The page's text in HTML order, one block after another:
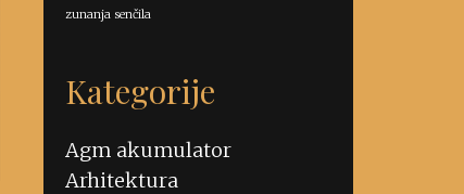
zunanja senčila
Kategorije
Agm akumulator
Arhitektura